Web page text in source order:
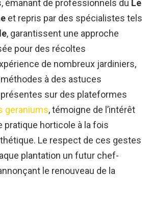
émanant de professionnels du Le
et repris par des spécialistes tels
, garantissent une approche
pour des récoltes
de nombreux jardiniers,
à des astuces
sur des plateformes
geraniums, témoigne de l’intérêt
pratique horticole à la fois
Le respect de ces gestes
plantation un futur chef-
le renouveau de la